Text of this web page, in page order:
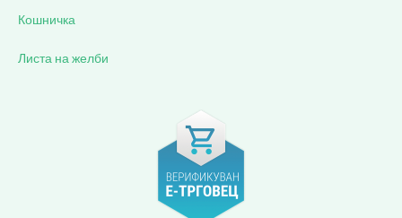
Кошничка
Листа на желби